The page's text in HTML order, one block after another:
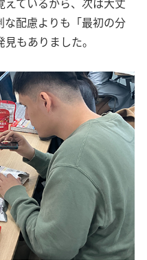
配慮よりも「最初の分
もありました。